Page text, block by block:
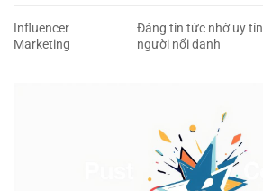
Influencer
Marketing
Đáng tin tức nhờ uy tín
người nổi danh